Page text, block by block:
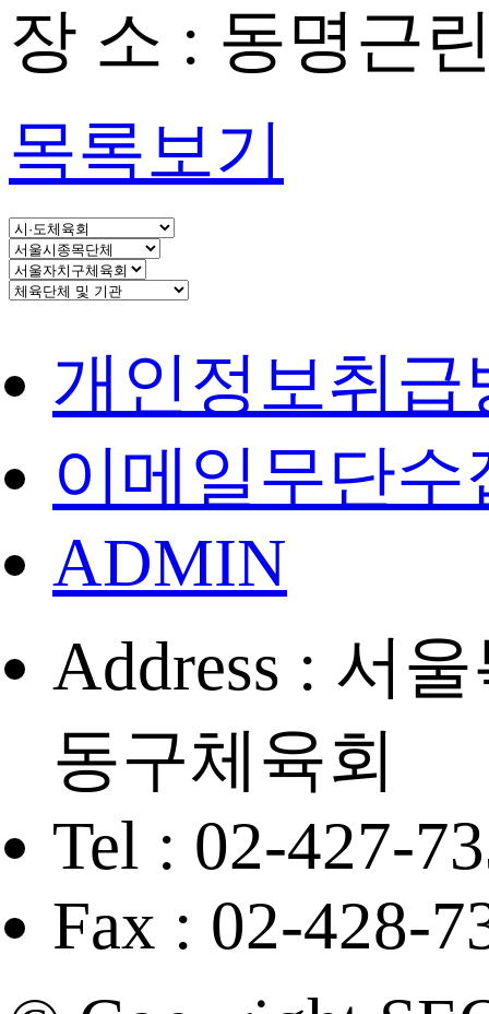
장 소 : 동명근
목록보기
개인정보취급
이메일무단수
ADMIN
Address : 서
동구체육회
Tel : 02-427-
Fax : 02-428-